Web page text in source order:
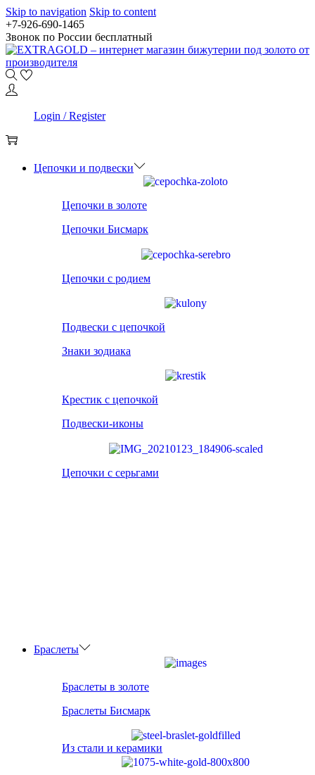
Skip to navigation Skip to content
+7-926-690-1465
Звонок по России бесплатный
Login / Register
Цепочки и подвески
Цепочки в золоте
Цепочки Бисмарк
Цепочки с родием
Подвески с цепочкой
Знаки зодиака
Крестик с цепочкой
Подвески-иконы
Цепочки с серьгами
Браслеты
Браслеты в золоте
Браслеты Бисмарк
Из стали и керамики